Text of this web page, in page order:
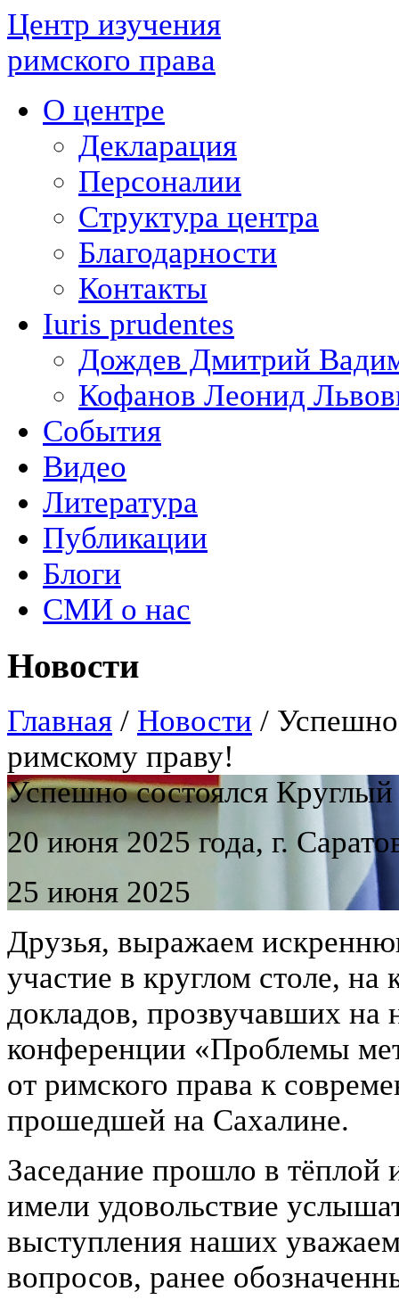
Центр изучения
римского права
О центре
Декларация
Персоналии
Структура центра
Благодарности
Контакты
Iuris prudentes
Дождев Дмитрий
Кофанов Леонид
События
Видео
Литература
Публикации
Блоги
СМИ о нас
Новости
Главная / Новости / Успешно
римскому праву!
Успешно состоялся
20 июня 2025 года, г.
25 июня 2025
Друзья, выражаем
участие в круглом столе,
докладов, прозвучавших
конференции «Проблемы
от римского права к
прошедшей на Сахалине.
Заседание прошло в тёплой
имели удовольствие
выступления наших
вопросов, ранее